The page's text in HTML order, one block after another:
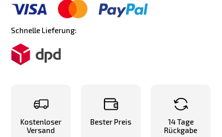
Schnelle Lieferung:
Kostenloser
Versand
Bester Preis
14 Tage
Rückgabe